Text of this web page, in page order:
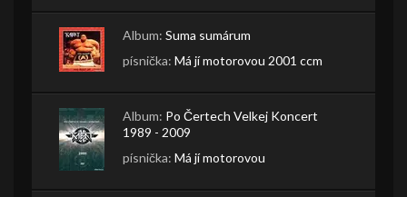
Album: Suma sumárum
písnička: Má jí motorovou 2001 ccm
Album: Po Čertech Velkej Koncert
1989 - 2009
písnička: Má jí motorovou